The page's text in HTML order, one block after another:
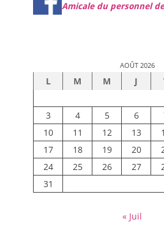
Amicale du personnel
AOÛT 2026
L M M J
3
4 5 6
10
11 12 13
17
18 19 20
24
25 26 27
31
« Juil